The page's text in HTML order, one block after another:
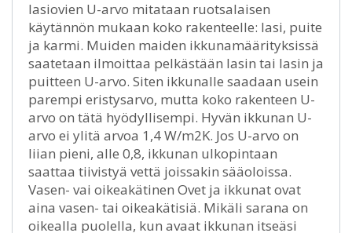
lasiovien U-arvo mitataan ruotsalaisen
käytännön mukaan koko rakenteelle: lasi, puite
ja karmi. Muiden maiden ikkunamäärityksissä
saatetaan ilmoittaa pelkästään lasin tai lasin ja
puitteen U-arvo. Siten ikkunalle saadaan usein
parempi eristysarvo, mutta koko rakenteen U-
arvo on tätä hyödyllisempi. Hyvän ikkunan U-
arvo ei ylitä arvoa 1,4 W/m2K. Jos U-arvo on
liian pieni, alle 0,8, ikkunan ulkopintaan
saattaa tiivistyä vettä joissakin sääoloissa.
Vasen- vai oikeakätinen Ovet ja ikkunat ovat
aina vasen- tai oikeakätisiä. Mikäli sarana on
oikealla puolella, kun avaat ikkunan itseäsi